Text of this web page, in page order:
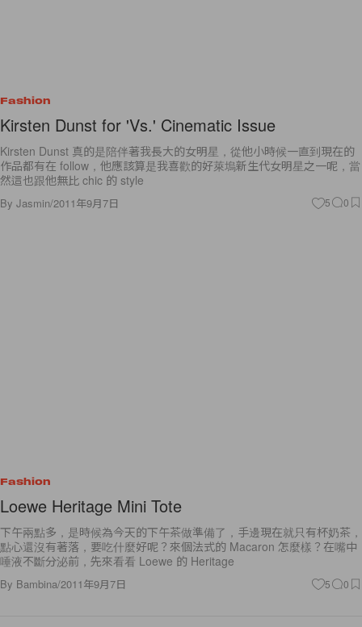
Fashion
Kirsten Dunst for 'Vs.' Cinematic Issue
Kirsten Dunst 真的是陪伴著我長大的女明星，從他小時候一直到現在的
作品都有在 follow，他應該算是我喜歡的好萊塢新生代女明星之一呢，當
然這也跟他無比 chic 的 style
By Jasmin/2011年9月7日 5 0
Fashion
Loewe Heritage Mini Tote
下午兩點多，是時候為今天的下午茶做準備了，手邊現在就只有杯奶茶，
點心還沒有著落，要吃什麼好呢？來個法式的 Macaron 怎麼樣？在嘴中
唾液不斷分泌前，先來看看 Loewe 的 Heritage
By Bambina/2011年9月7日 5 0